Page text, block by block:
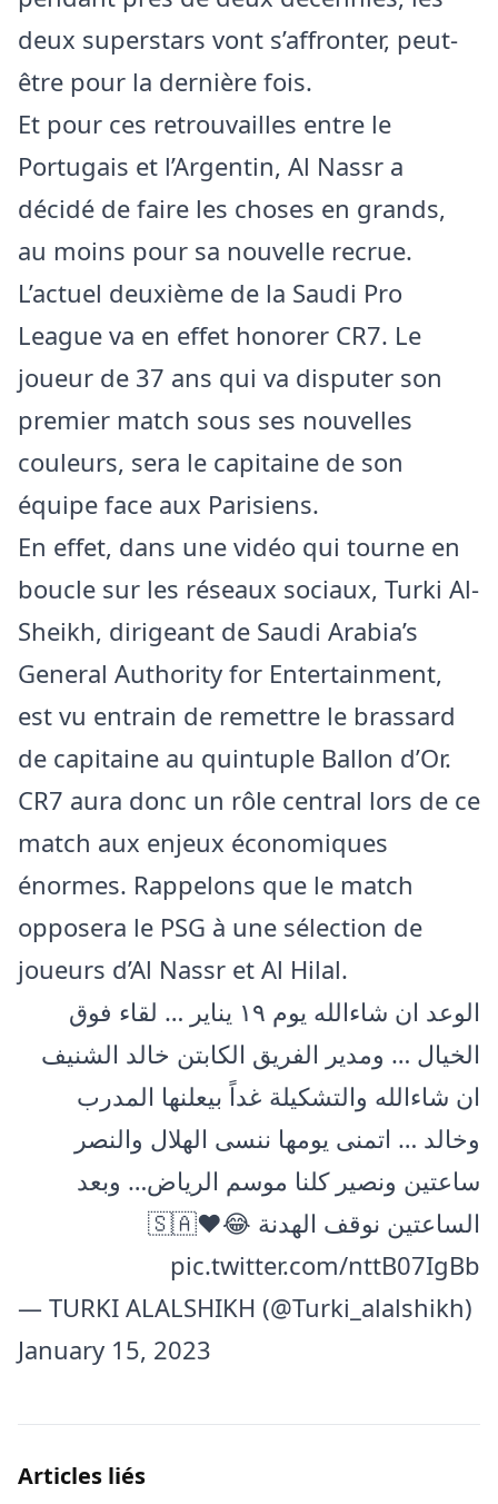
deux superstars vont s’affronter, peut-
être pour la dernière fois.
Et pour ces retrouvailles entre le
Portugais et l’Argentin, Al Nassr a
décidé de faire les choses en grands,
au moins pour sa nouvelle recrue.
L’actuel deuxième de la Saudi Pro
League va en effet honorer CR7. Le
joueur de 37 ans qui va disputer son
premier match sous ses nouvelles
couleurs, sera le capitaine de son
équipe face aux Parisiens.
En effet, dans une vidéo qui tourne en
boucle sur les réseaux sociaux, Turki Al-
Sheikh, dirigeant de Saudi Arabia’s
General Authority for Entertainment,
est vu entrain de remettre le brassard
de capitaine au quintuple Ballon d’Or.
CR7 aura donc un rôle central lors de ce
match aux enjeux économiques
énormes. Rappelons que le match
opposera le PSG à une sélection de
joueurs d’Al Nassr et Al Hilal.
الوعد ان شاءالله يوم ١٩ يناير … لقاء فوق
الخيال … ومدير الفريق الكابتن خالد الشنيف
ان شاءالله والتشكيلة غداً بيعلنها المدرب
وخالد … اتمنى يومها ننسى الهلال والنصر
ساعتين ونصير كلنا موسم الرياض… وبعد
الساعتين نوقف الهدنة 😂🇸🇦❤️
pic.twitter.com/nttB07IgBb
— TURKI ALALSHIKH (@Turki_alalshikh)
January 15, 2023
Articles liés